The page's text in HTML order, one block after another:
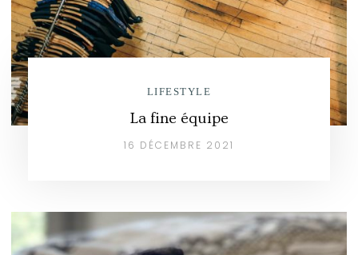
LIFESTYLE
La fine équipe
16 DÉCEMBRE 2021